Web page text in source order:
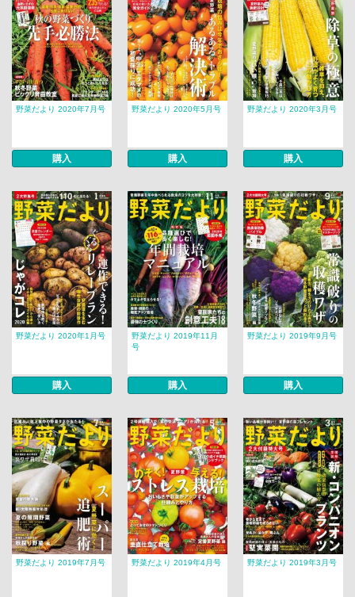
野菜だより 2020年7月号
購入
野菜だより 2020年5月号
購入
野菜だより 2020年3月号
購入
野菜だより 2020年1月号
購入
野菜だより 2019年11月
号
購入
野菜だより 2019年9月号
購入
野菜だより 2019年7月号 野菜だより 2019年4月号 野菜だより 2019年3月号